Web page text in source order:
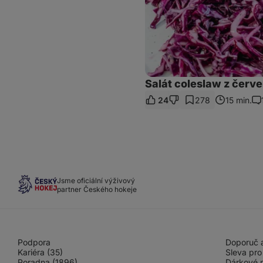
Salát coleslaw z
24 278 15 min.
Jsme oficiální výživový
partner Českého hokeje
Podpora
Kariéra (35)
Doporuč
Sleva